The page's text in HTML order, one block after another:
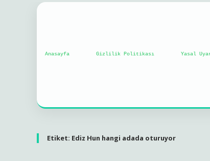
Anasayfa Gizlilik Politikası Yasal
Etiket: Ediz Hun hangi adada oturuyor